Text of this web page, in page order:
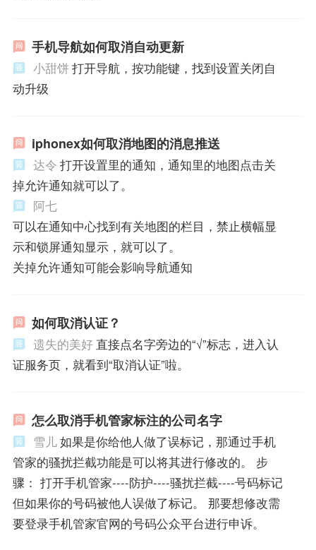
手机导航如何取消自动更新
小甜饼打开导航，按功能键，找到设置关闭自
动升级
iphonex如何取消地图的消息推送
达令 打开设置里的通知，通知里的地图点击关
掉允许通知就可以了。
阿七
可以在通知中心找到有关地图的栏目，禁止横幅显
示和锁屏通知显示，就可以了。
关掉允许通知可能会影响导航通知
如何取消认证？
遗失的美好 直接点名字旁边的“√”标志，进入认
证服务页，就看到“取消认证”啦。
怎么取消手机管家标注的公司名字
雪儿如果是你给他人做了误标记，那通过手机
管家的骚扰拦截功能是可以将其进行修改的。 步
骤： 打开手机管家----防护----骚扰拦截----号码标记
但如果你的号码被他人误做了标记。 那要想修改需
要登录手机管家官网的号码公众平台进行申诉。